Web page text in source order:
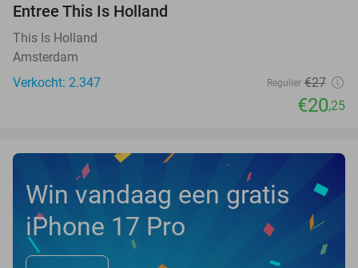
Entree This Is Holland
This Is Holland
Amsterdam
Verkocht: 2.347
Regulier €27
€20,25
Win vandaag een gratis
iPhone 17 Pro